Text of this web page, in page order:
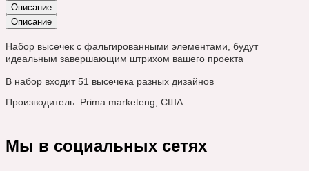
Описание
Описание
Набор высечек с фальгированными элементами, будут
идеальным завершающим штрихом вашего проекта
В набор входит 51 высечека разных дизайнов
Производитель: Prima marketeng, США
Мы в социальных сетях